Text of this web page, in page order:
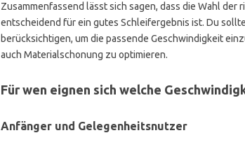
Zusammenfassend lässt sich sagen, dass die Wahl
entscheidend für ein gutes Schleifergebnis ist. Du
berücksichtigen, um die passende Geschwindigkeit
auch Materialschonung zu optimieren.
Für wen eignen sich welche
Anfänger und Gelegenheitsnutzer